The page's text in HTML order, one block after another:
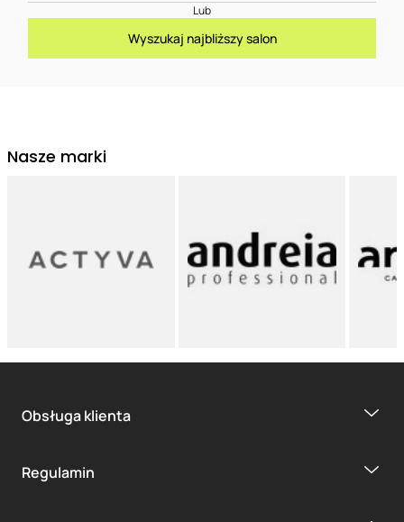
Lub
Wyszukaj najbliższy salon
Nasze marki
Obsługa klienta
Regulamin